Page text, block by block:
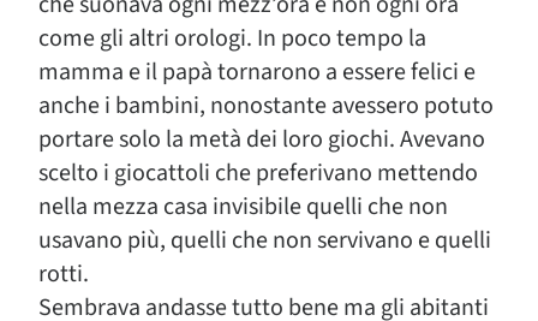
come gli altri orologi. In poco tempo la
mamma e il papà tornarono a essere felici e
anche i bambini, nonostante avessero potuto
portare solo la metà dei loro giochi. Avevano
scelto i giocattoli che preferivano mettendo
nella mezza casa invisibile quelli che non
usavano più, quelli che non servivano e quelli
rotti.
Sembrava andasse tutto bene ma gli abitanti